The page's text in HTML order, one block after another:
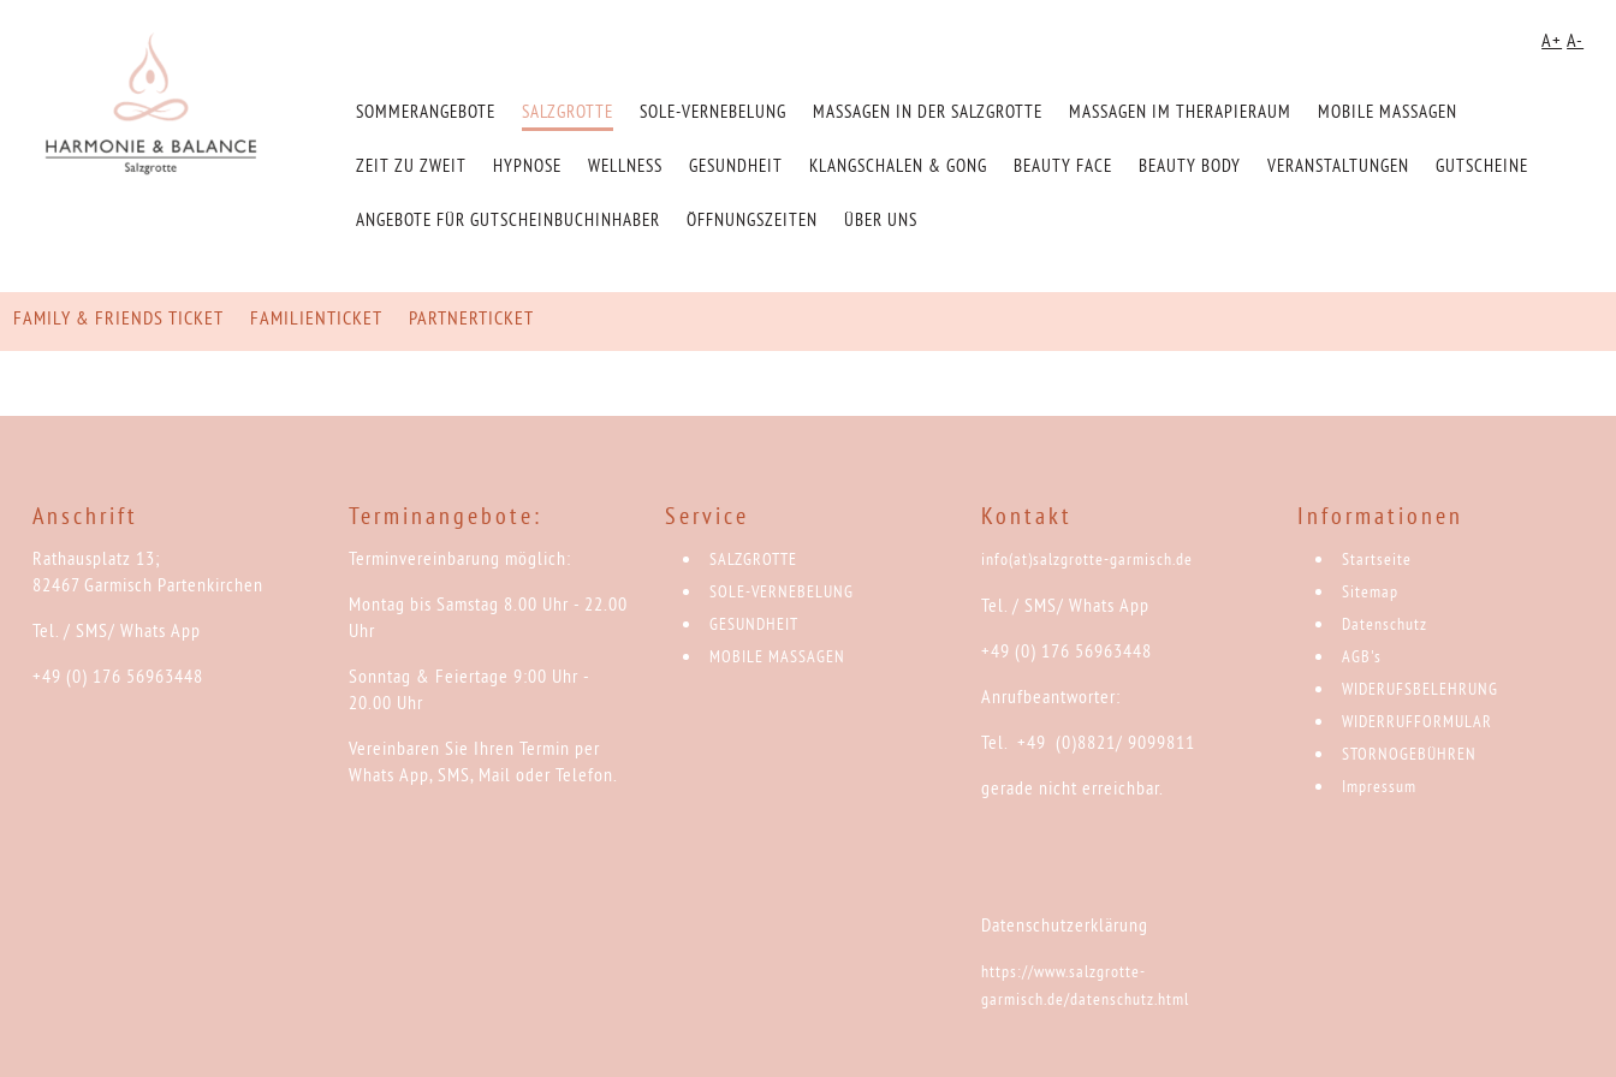
A+ A-
SOMMERANGEBOTE SALZGROTTE SOLE-VERNEBELUNG MASSAGEN IN DER SALZGROTTE MASSAGEN IM THERAPIERAUM MOBILE MASSAGEN
ZEIT ZU ZWEIT HYPNOSE WELLNESS GESUNDHEIT KLANGSCHALEN & GONG BEAUTY FACE BEAUTY BODY VERANSTALTUNGEN GUTSCHEINE
ANGEBOTE FÜR GUTSCHEINBUCHINHABER ÖFFNUNGSZEITEN ÜBER UNS
FAMILY & FRIENDS TICKET FAMILIENTICKET PARTNERTICKET
Anschrift
Rathausplatz 13;
82467 Garmisch Partenkirchen
Tel. / SMS/ Whats App
+49 (0) 176 56963448
Terminangebote:
Terminvereinbarung möglich:
Montag bis Samstag 8.00 Uhr - 22.00
Uhr
Sonntag & Feiertage 9:00 Uhr -
20.00 Uhr
Vereinbaren Sie Ihren Termin per
Whats App, SMS, Mail oder Telefon.
Service
SALZGROTTE
SOLE-VERNEBELUNG
GESUNDHEIT
MOBILE MASSAGEN
Kontakt
info(at)salzgrotte-garmisch.de
Tel. / SMS/ Whats App
+49 (0) 176 56963448
Anrufbeantworter:
Tel. +49 (0)8821/ 9099811
gerade nicht erreichbar.
Datenschutzerklärung
https://www.salzgrotte-
garmisch.de/datenschutz.html
Informationen
Startseite
Sitemap
Datenschutz
AGB's
WIDERUFSBELEHRUNG
WIDERRUFFORMULAR
STORNOGEBÜHREN
Impressum